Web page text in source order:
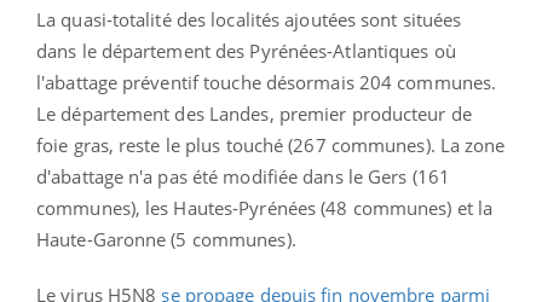
La quasi-totalité des localités ajoutées sont situées
dans le département des Pyrénées-Atlantiques où
l'abattage préventif touche désormais 204 communes.
Le département des Landes, premier producteur de
foie gras, reste le plus touché (267 communes). La zone
d'abattage n'a pas été modifiée dans le Gers (161
communes), les Hautes-Pyrénées (48 communes) et la
Haute-Garonne (5 communes).
Le virus H5N8 se propage depuis fin novembre parmi